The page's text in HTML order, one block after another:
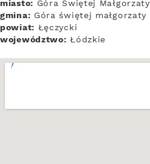
miasto: Góra Świętej Małgorzaty
gmina: Góra świętej małgorzaty
powiat: Łęczycki
województwo: Łódzkie